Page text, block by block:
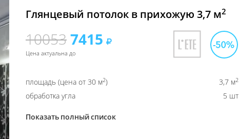
Глянцевый потолок в прихожую 3,7 м2
100537415
Цена актуальна до
площадь (цена от 30 м2) 3,7 м2
обработка угла 5 шт
Показать полный список